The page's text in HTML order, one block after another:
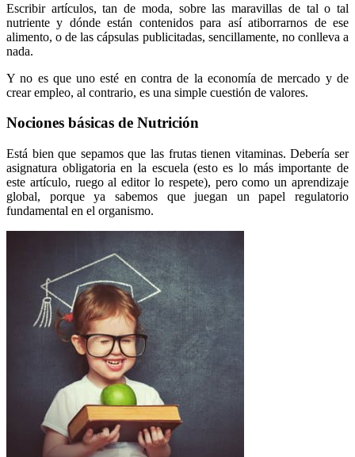
Escribir artículos, tan de moda, sobre las maravillas de tal o tal
nutriente y dónde están contenidos para así atiborrarnos de ese
alimento, o de las cápsulas publicitadas, sencillamente, no conlleva a
nada.
Y no es que uno esté en contra de la economía de mercado y de
crear empleo, al contrario, es una simple cuestión de valores.
Nociones básicas de Nutrición
Está bien que sepamos que las frutas tienen vitaminas. Debería ser
asignatura obligatoria en la escuela (esto es lo más importante de
este artículo, ruego al editor lo respete), pero como un aprendizaje
global, porque ya sabemos que juegan un papel regulatorio
fundamental en el organismo.